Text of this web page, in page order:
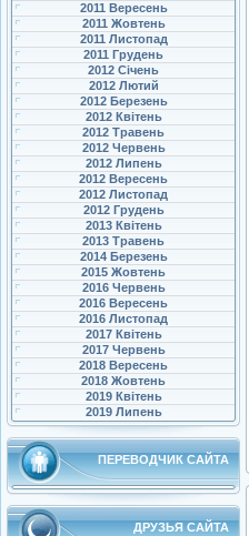
2011 Вересень
2011 Жовтень
2011 Листопад
2011 Грудень
2012 Січень
2012 Лютий
2012 Березень
2012 Квітень
2012 Травень
2012 Червень
2012 Липень
2012 Вересень
2012 Листопад
2012 Грудень
2013 Квітень
2013 Травень
2014 Березень
2015 Жовтень
2016 Червень
2016 Вересень
2016 Листопад
2017 Квітень
2017 Червень
2018 Вересень
2018 Жовтень
2019 Квітень
2019 Липень
ПЕРЕВОДЧИК САЙТА
ДРУЗЬЯ САЙТА